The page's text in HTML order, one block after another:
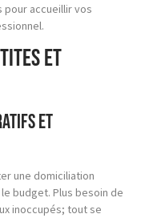
pour accueillir vos
et
et
une domiciliation
budget. Plus besoin de
inoccupés; tout se